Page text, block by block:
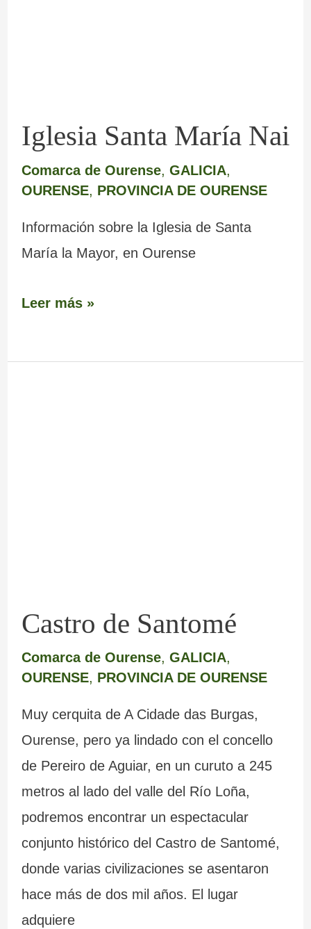
Iglesia Santa María Nai
Comarca de Ourense, GALICIA,
OURENSE, PROVINCIA DE OURENSE
Información sobre la Iglesia de Santa
María la Mayor, en Ourense
Leer más »
Castro de Santomé
Comarca de Ourense, GALICIA,
OURENSE, PROVINCIA DE OURENSE
Muy cerquita de A Cidade das Burgas,
Ourense, pero ya lindado con el concello
de Pereiro de Aguiar, en un curuto a 245
metros al lado del valle del Río Loña,
podremos encontrar un espectacular
conjunto histórico del Castro de Santomé,
donde varias civilizaciones se asentaron
hace más de dos mil años. El lugar
adquiere